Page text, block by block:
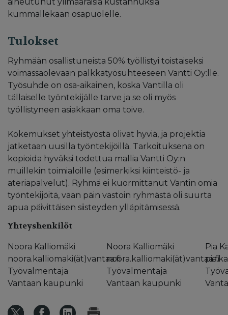
kummallekaan osapuolelle.
Tulokset
Ryhmään osallistuneista 50% työllistyi toistaiseksi
voimassaolevaan palkkatyösuhteeseen Vantti Oy:lle.
Työsuhde on osa-aikainen, koska Vantilla oli
tällaiselle työntekijälle tarve ja se oli myös
työllistyneen asiakkaan oma toive.
Kokemukset yhteistyöstä olivat hyviä, ja projektia
jatketaan uusilla työntekijöillä. Tarkoituksena on
kopioida hyväksi todettua mallia Vantti Oy:n
muillekin toimialoille (esimerkiksi kiinteistö- ja
ateriapalvelut). Ryhmä ei kuormittanut Vantin omia
työntekijöitä, vaan päin vastoin ryhmästä oli suurta
apua päivittäisen siisteyden ylläpitämisessä.
Yhteyshenkilöt
Noora Kalliomäki
noora.kalliomaki(ät)vantaa.fi
Työvalmentaja
Vantaan kaupunki
Noora Kalliomäki
noora.kalliomaki(ät)vantaa.fi
Työvalmentaja
Vantaan kaupunki
Pia